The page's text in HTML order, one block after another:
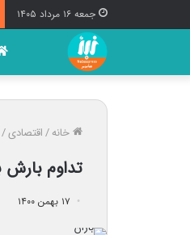
جمعه ۱۶ مرداد ۱۴۰۵
خانه/اقتصادی/
تداوم بارش
۱۷ بهمن ۱۴۰۰